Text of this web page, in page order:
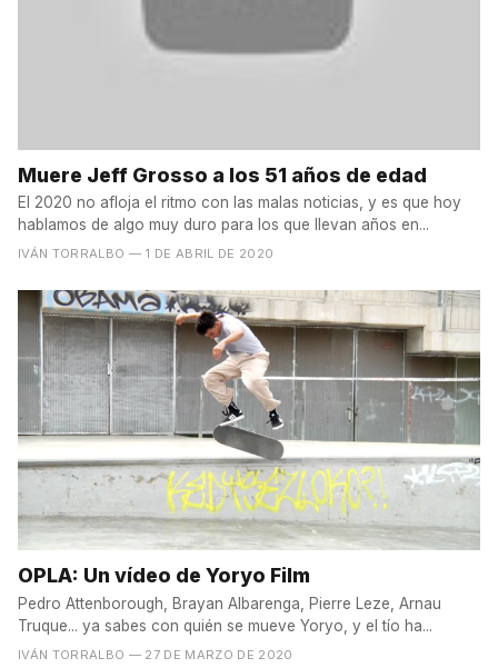
Muere Jeff Grosso a los 51 años de edad
El 2020 no afloja el ritmo con las malas noticias, y es que hoy
hablamos de algo muy duro para los que llevan años en...
IVÁN TORRALBO — 1 DE ABRIL DE 2020
OPLA: Un vídeo de Yoryo Film
Pedro Attenborough, Brayan Albarenga, Pierre Leze, Arnau
Truque... ya sabes con quién se mueve Yoryo, y el tío ha...
IVÁN TORRALBO — 27 DE MARZO DE 2020